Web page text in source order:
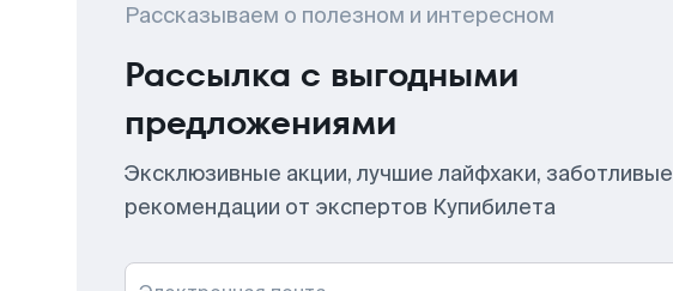
Рассказываем о полезном и интересном
Рассылка с выгодными
предложениями
Эксклюзивные акции, лучшие лайфхаки, заботливые
рекомендации от экспертов Купибилета